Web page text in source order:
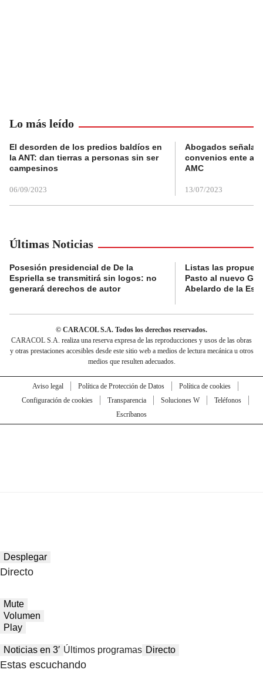
Lo más leído
El desorden de los predios baldíos en
la ANT: dan tierras a personas sin ser
campesinos
06/09/2023
Abogados
convenios ente
AMC
13/07/2023
Últimas Noticias
Posesión presidencial de De la
Espriella se transmitirá sin logos: no
generará derechos de autor
Listas las
Pasto al nuevo
Abelardo de la
© CARACOL S.A. Todos los derechos reservados.
CARACOL S.A. realiza una reserva expresa de las reproducciones y usos de las obras
y otras prestaciones accesibles desde este sitio web a medios de lectura mecánica u otros
medios que resulten adecuados.
Aviso legal Política de Protección de Datos
Política de cookies
Configuración de cookies
Transparencia Soluciones W
Teléfonos
Escríbanos
Desplegar
Directo
Mute
Volumen
Play
Noticias en 3′ Últimos programas Directo
Estas escuchando